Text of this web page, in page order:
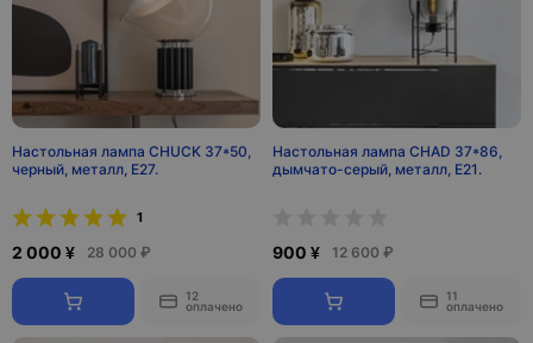
Настольная лампа CHUCK 37*50,
черный, металл, Е27.
1
2 000 ¥ 28 000 ₽
12
оплачено
Настольная лампа CHAD 37*86,
дымчато-серый, металл, Е21.
900 ¥ 12 600 ₽
11
оплачено